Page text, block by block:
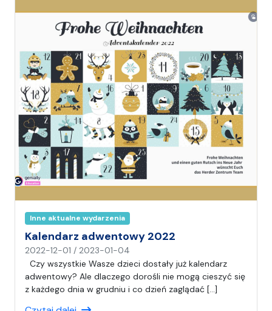
a
ł
(
a
)
A
n
i
a
Inne aktualne wydarzenia
Kalendarz adwentowy 2022
2022-12-01 / 2023-01-04
a
p
Czy wszystkie Wasze dzieci dostały już kalendarz
adwentowy? Ale dlaczego dorośli nie mogą cieszyć się
z każdego dnia w grudniu i co dzień zaglądać […]